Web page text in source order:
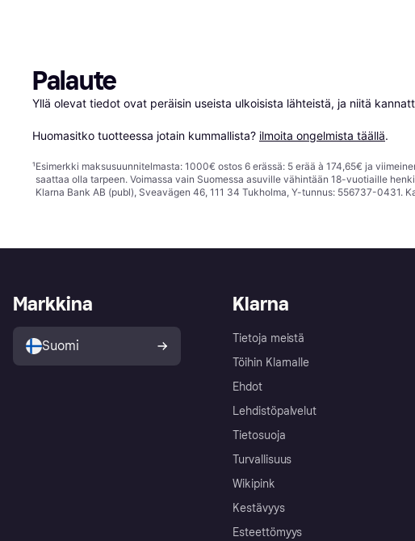
Palaute
Yllä olevat tiedot ovat peräisin useista ulkoisista lähteistä, ja niitä
Huomasitko tuotteessa jotain kummallista? ilmoita ongelmista täällä.
¹Esimerkki maksusuunnitelmasta: 1000€ ostos 6 erässä: 5 erää à 174,65€ ja
saattaa olla tarpeen. Voimassa vain Suomessa asuville vähintään 18-vuotiaille
Klarna Bank AB (publ), Sveavägen 46, 111 34 Tukholma, Y-tunnus: 556737-0431.
Klarna
Tietoja meistä
Töihin Klarnalle
Ehdot
Lehdistöpalvelut
Tietosuoja
Turvallisuus
Wikipink
Kestävyys
Esteettömyys
Markkina
Suomi